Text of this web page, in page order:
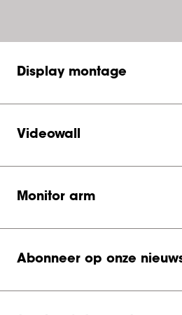
Display montage
Videowall
Monitor arm
Abonneer op onze